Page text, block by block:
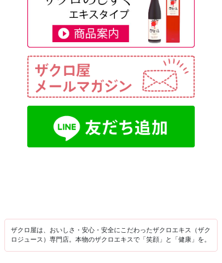
ザクロ屋は、おいしさ・安心・安全にこだわったザクロエキス（ザク
ロジュース）専門店。本物のザクロエキスで「笑顔」と「健康」を。